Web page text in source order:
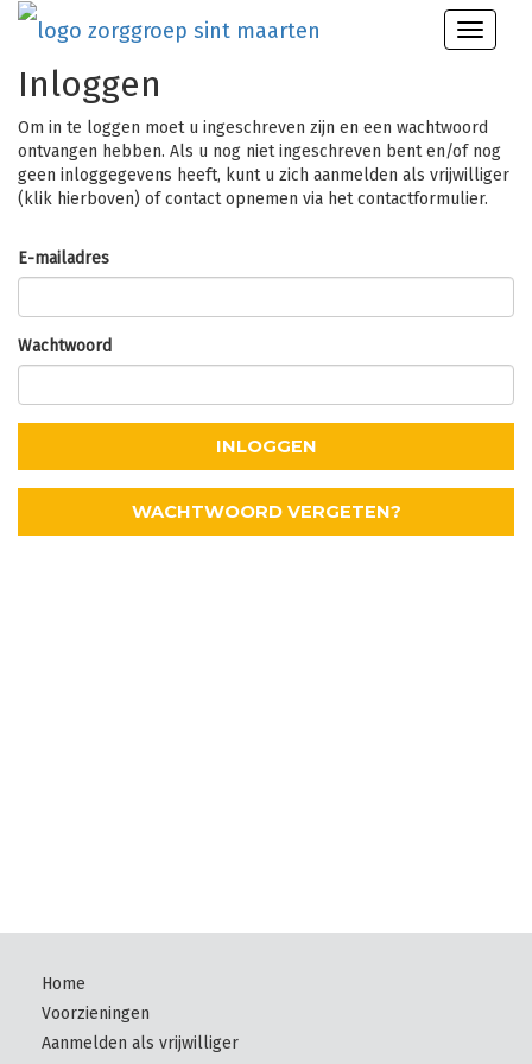
Toggle
Inloggen
Om in te loggen moet u ingeschreven zijn en een wachtwoord
ontvangen hebben. Als u nog niet ingeschreven bent en/of nog
geen inloggegevens heeft, kunt u zich aanmelden als vrijwilliger
(klik hierboven) of contact opnemen via het contactformulier.
E-mailadres
Wachtwoord
INLOGGEN
WACHTWOORD VERGETEN?
Home
Voorzieningen
Aanmelden als vrijwilliger